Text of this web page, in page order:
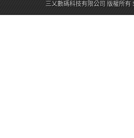
三乂數碼科技有限公司 版權所